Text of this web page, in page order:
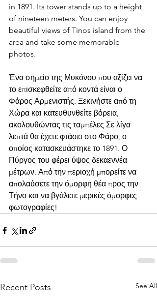
in 1891. Its tower stands up to a height
of nineteen meters. You can enjoy
beautiful views of Tinos island from the
area and take some memorable
photos.
Ένα σημείο της Μυκόνου που αξίζει να
το επισκεφθείτε από κοντά είναι ο
Φάρος Αρμενιστής. Ξεκινήστε από τη
Χώρα και κατευθυνθείτε βόρεια,
ακολουθώντας τις ταμπέλες Σε λίγα
λεπτά θα έχετε φτάσει στο Φάρο, ο
οποίος κατασκευάστηκε το 1891. Ο
Πύργος του φέρει ύψος δεκαεννέα
μέτρων. Από την περιοχή μπορείτε να
απολαύσετε την όμορφη θέα προς την
Τήνο και να βγάλετε μερικές όμορφες
φωτογραφίες!
Recent Posts See All